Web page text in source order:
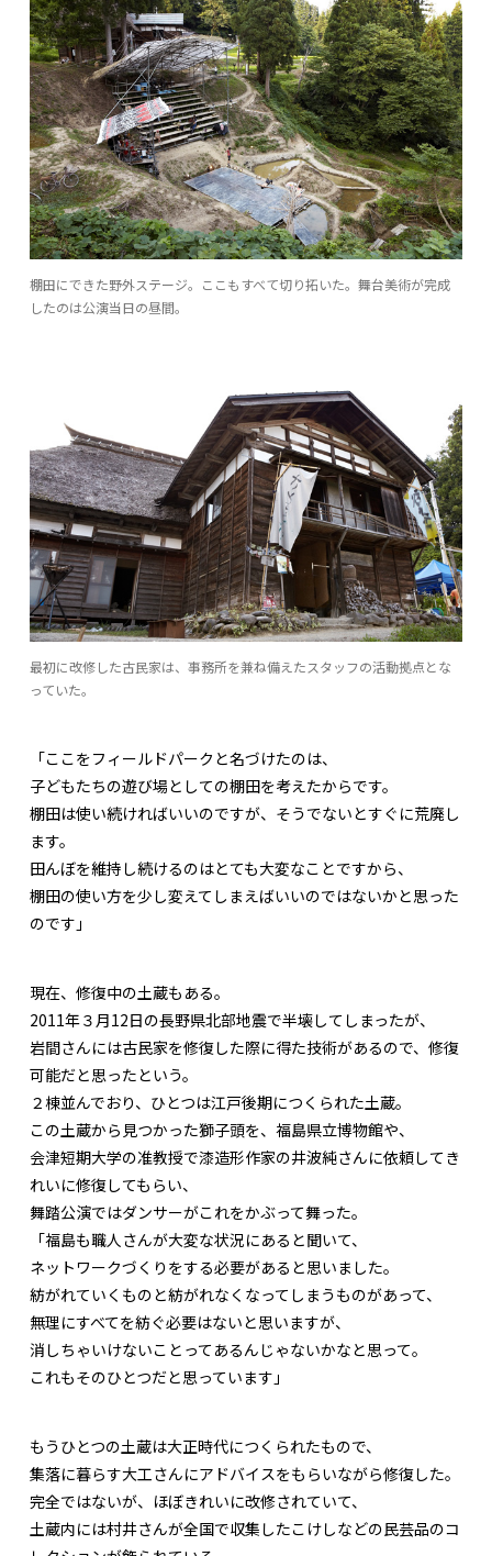
棚田にできた野外ステージ。ここもすべて切り拓いた。舞台美術が完成
したのは公演当日の昼間。
最初に改修した古民家は、事務所を兼ね備えたスタッフの活動拠点とな
っていた。
「ここをフィールドパークと名づけたのは、
子どもたちの遊び場としての棚田を考えたからです。
棚田は使い続ければいいのですが、そうでないとすぐに荒廃し
ます。
田んぼを維持し続けるのはとても大変なことですから、
棚田の使い方を少し変えてしまえばいいのではないかと思った
のです」
現在、修復中の土蔵もある。
2011年３月12日の長野県北部地震で半壊してしまったが、
岩間さんには古民家を修復した際に得た技術があるので、修復
可能だと思ったという。
２棟並んでおり、ひとつは江戸後期につくられた土蔵。
この土蔵から見つかった獅子頭を、福島県立博物館や、
会津短期大学の准教授で漆造形作家の井波純さんに依頼してき
れいに修復してもらい、
舞踏公演ではダンサーがこれをかぶって舞った。
「福島も職人さんが大変な状況にあると聞いて、
ネットワークづくりをする必要があると思いました。
紡がれていくものと紡がれなくなってしまうものがあって、
無理にすべてを紡ぐ必要はないと思いますが、
消しちゃいけないことってあるんじゃないかなと思って。
これもそのひとつだと思っています」
もうひとつの土蔵は大正時代につくられたもので、
集落に暮らす大工さんにアドバイスをもらいながら修復した。
完全ではないが、ほぼきれいに改修されていて、
土蔵内には村井さんが全国で収集したこけしなどの民芸品のコ